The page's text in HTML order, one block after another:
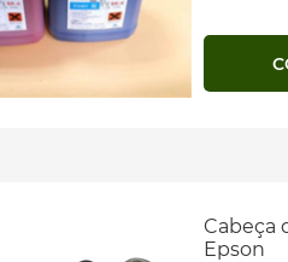
Cabeça
Epson